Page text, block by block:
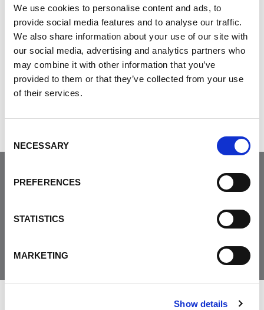
We use cookies to personalise content and ads, to
provide social media features and to analyse our traffic.
We also share information about your use of our site with
our social media, advertising and analytics partners who
may combine it with other information that you’ve
provided to them or that they’ve collected from your use
of their services.
Selection
NECESSARY
PREFERENCES
STATISTICS
MARKETING
Show details
concernant votre santé, veuillez consulter un
néphrologue ou un médecin.
Aimez-vous cette page?
Tweet
Joignez-vous à la
communauté